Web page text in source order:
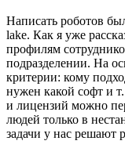
Написать роботов
lake. Как я уже
профилям
подразделении. На
критерии: кому
нужен какой софт и
и лицензий можно
людей только в
задачи у нас решают